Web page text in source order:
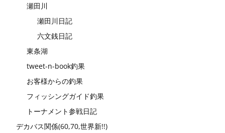
瀬田川
瀬田川日記
六文銭日記
東条湖
tweet-n-book釣果
お客様からの釣果
フィッシングガイド釣果
トーナメント参戦日記
デカバス関係(60,70,世界新!!)